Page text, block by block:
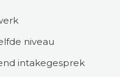
niveau
intakegesprek